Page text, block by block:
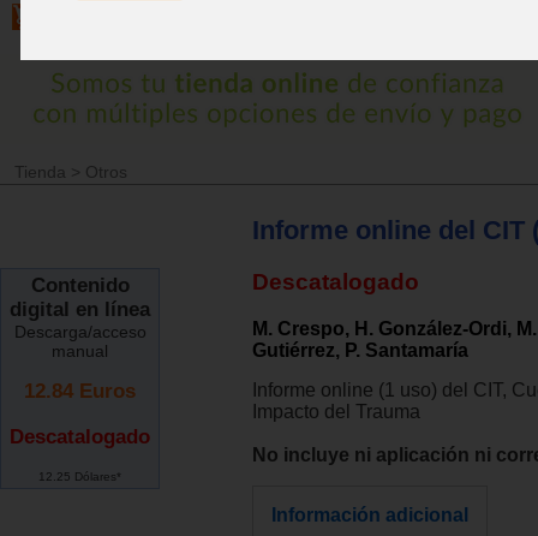
Tienda > Otros
Contenido
digital en línea
Descarga/acceso
manual
12.84 Euros
Descatalogado
12.25 Dólares*
Informe online del CIT
Descatalogado
M. Crespo, H. González-Ordi,
Gutiérrez, P. Santamaría
Informe online (1 uso) del CIT,
Impacto del Trauma
No incluye ni aplicación ni
Información adicional